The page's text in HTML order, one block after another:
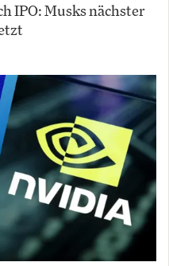
IPO: Musks nächster